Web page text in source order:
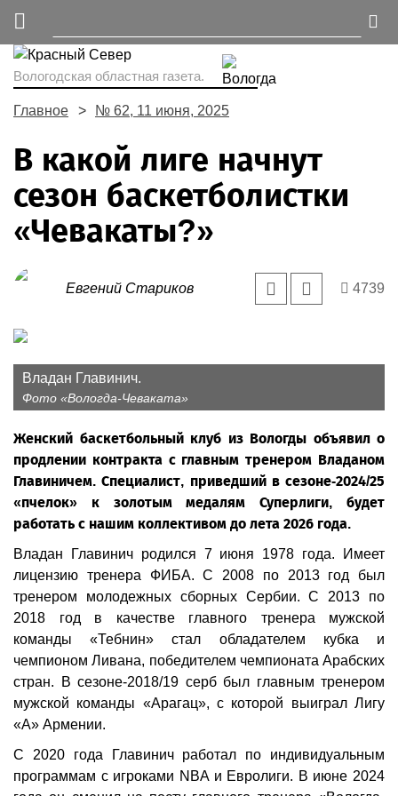
Вологодская областная газета.
Главное № 62, 11 июня, 2025
В какой лиге начнут
сезон баскетболистки
«Чевакаты?»
Евгений Стариков 4739
Владан Главинич.
Фото «Вологда-Чеваката»
Женский баскетбольный клуб из Вологды объявил о
продлении контракта с главным тренером Владаном
Главиничем. Специалист, приведший в сезоне-2024/25
«пчелок» к золотым медалям Суперлиги, будет
работать с нашим коллективом до лета 2026 года.
Владан Главинич родился 7 июня 1978 года. Имеет
лицензию тренера ФИБА. С 2008 по 2013 год был
тренером молодежных сборных Сербии. С 2013 по
2018 год в качестве главного тренера мужской
команды «Тебнин» стал обладателем кубка и
чемпионом Ливана, победителем чемпионата Арабских
стран. В сезоне-2018/19 серб был главным тренером
мужской команды «Арагац», с которой выиграл Лигу
«А» Армении.
С 2020 года Главинич работал по индивидуальным
программам с игроками NBA и Евролиги. В июне 2024